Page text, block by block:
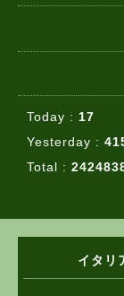
Today : 17
Yesterday :
Total :
イタ